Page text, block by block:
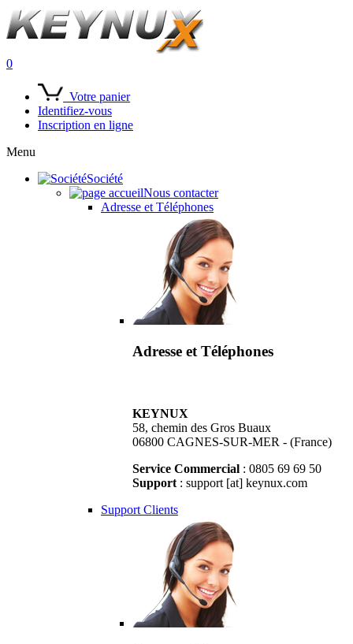
0
Votre panier
Identifiez-vous
Inscription en ligne
Menu
Société
Nous contacter
Adresse et Téléphones
Adresse et Téléphones
KEYNUX
58, chemin des Gros Buaux
06800 CAGNES-SUR-MER - (France)
Service Commercial : 0805 69 69 50
Support : support [at] keynux.com
Support Clients